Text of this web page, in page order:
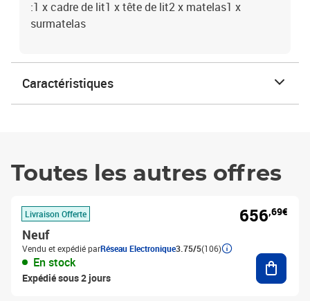
:1 x cadre de lit1 x tête de lit2 x matelas1 x
surmatelas
Caractéristiques
Toutes les autres offres
Livraison Offerte
Neuf
Vendu et expédié parRéseau Electronique3.75/5(106)
En stock
Expédié sous 2 jours
656,69€